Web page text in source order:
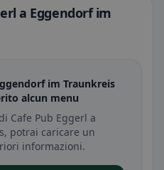
a Eggendorf im
im Traunkreis
alcun menu
Cafe Pub Eggerl a
potrai caricare un
informazioni.